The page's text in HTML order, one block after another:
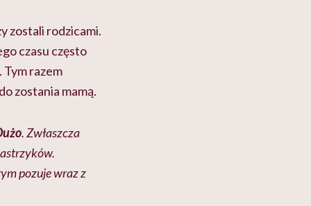
zostali rodzicami.
czasu często
razem
zostania mamą.
. Zwłaszcza
pozuje wraz z